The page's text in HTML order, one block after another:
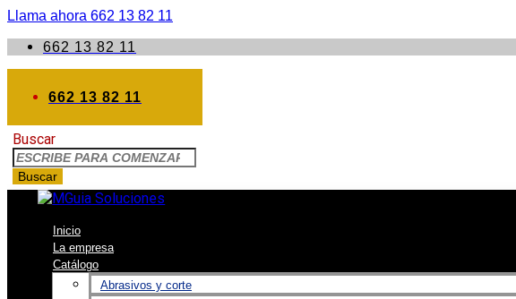
Llama ahora 662 13 82 11
662 13 82 11
662 13 82 11
Buscar
Buscar
Inicio
La empresa
Catálogo
Abrasivos y corte